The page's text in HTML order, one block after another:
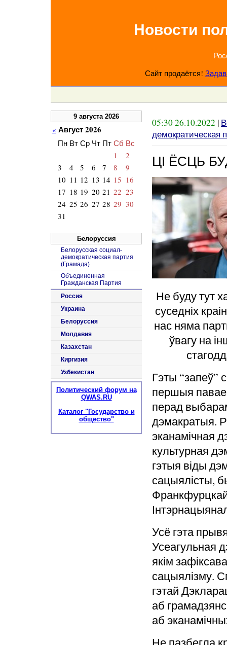
Новости
Сайт продаётся!
05:30 26.10.2022 |
демократическая
ЦІ ЁСЦЬ
Не буду тут
суседніх
нас няма
ўвагу на
Гэты “запеў”
першыя
перад
дэмакратыя.
эканамічная
культурная
гэтыя віды
сацыялісты,
Усё гэта
Усеагульная
якім
сацыялізму.
гэтай
аб
аб
9 августа 2026
« Август 2026
Пн Вт Ср Чт Пт Сб Вс
1
2
3
4 5 6 7 8
9
10 11 12 13 14 15 16
17 18 19 20 21 22 23
24 25 26 27 28 29 30
31
Белоруссия
Белорусская социал-
демократическая партия
(Грамада)
Объединенная
Гражданская Партия
Россия
Украина
Белоруссия
Молдавия
Казахстан
Киргизия
Узбекистан
Политический форум на
QWAS.RU
Каталог "Государство и
общество"